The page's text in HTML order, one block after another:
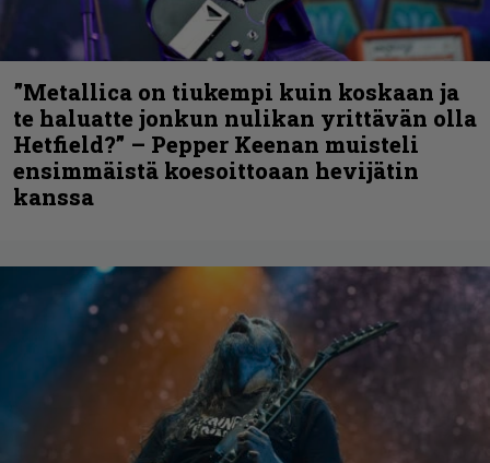
”Metallica on tiukempi kuin koskaan ja
te haluatte jonkun nulikan yrittävän olla
Hetfield?” – Pepper Keenan muisteli
ensimmäistä koesoittoaan hevijätin
kanssa